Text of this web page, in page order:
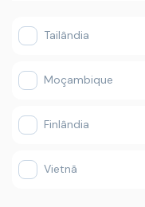
Tailândia
Moçambique
Finlândia
Vietnã